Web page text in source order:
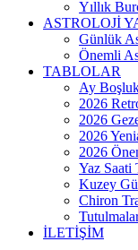
Yıllık
ASTROLOJİ
Günlük
Önemli
TABLOLAR
Ay
2026
2026
2026
2026
Yaz Saati
Kuzey
Chiron
İLETİŞİM